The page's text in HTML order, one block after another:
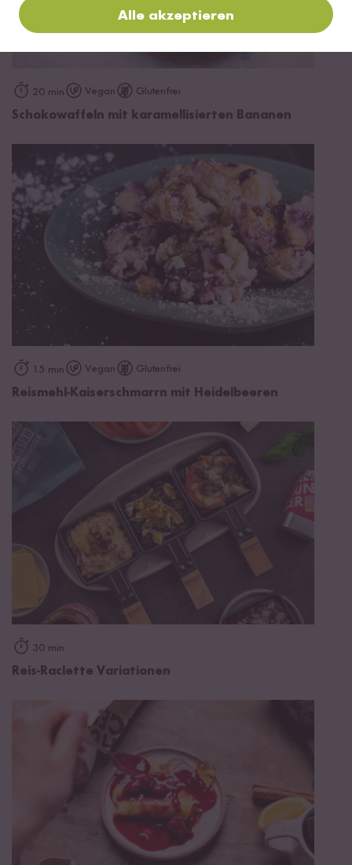
20 min Vegan Glutenfrei
Schokowaffeln mit karamellisierten Bananen
15 min Vegan Glutenfrei
Reismehl-Kaiserschmarrn mit Heidelbeeren
30 min
Reis-Raclette Variationen
Alle akzeptieren